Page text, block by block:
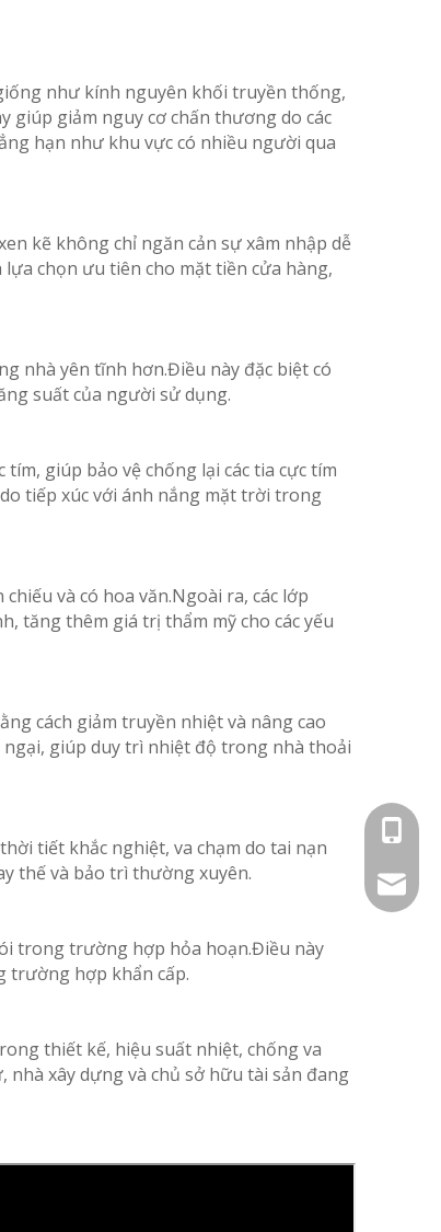
như kính nguyên khối truyền thống,
giúp giảm nguy cơ chấn thương do các
hạn như khu vực có nhiều người qua
kẽ không chỉ ngăn cản sự xâm nhập dễ
chọn ưu tiên cho mặt tiền cửa hàng,
nhà yên tĩnh hơn.Điều này đặc biệt có
suất của người sử dụng.
giúp bảo vệ chống lại các tia cực tím
tiếp xúc với ánh nắng mặt trời trong
và có hoa văn.Ngoài ra, các lớp
tăng thêm giá trị thẩm mỹ cho các yếu
cách giảm truyền nhiệt và nâng cao
giúp duy trì nhiệt độ trong nhà thoải
tiết khắc nghiệt, va chạm do tai nạn
thế và bảo trì thường xuyên.
trong trường hợp hỏa hoạn.Điều này
trường hợp khẩn cấp.
thiết kế, hiệu suất nhiệt, chống va
xây dựng và chủ sở hữu tài sản đang
0086-